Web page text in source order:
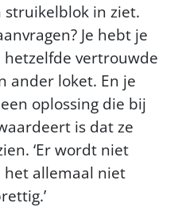
in ziet.
Je hebt je
vertrouwde
ander loket. En je
oplossing die bij
is dat ze
‘Er wordt niet
het allemaal niet